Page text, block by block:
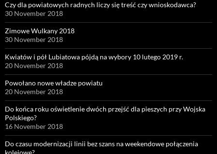
Czy dla powiatowych radnych liczy się treść czy wnioskodawca?
30 November 2018
Zimowe Wulkany 2018
30 November 2018
Kwiatów i pół Lubiatowa pójdą na wybory 10 lutego 2019 r.
20 November 2018
Powołano nowe władze powiatu
20 November 2018
Do końca roku oświetlenie dwóch przejść dla pieszych przy Wojska
Polskiego?
16 November 2018
Do czasu modernizacji linii bez szans na weekendowe połączenia